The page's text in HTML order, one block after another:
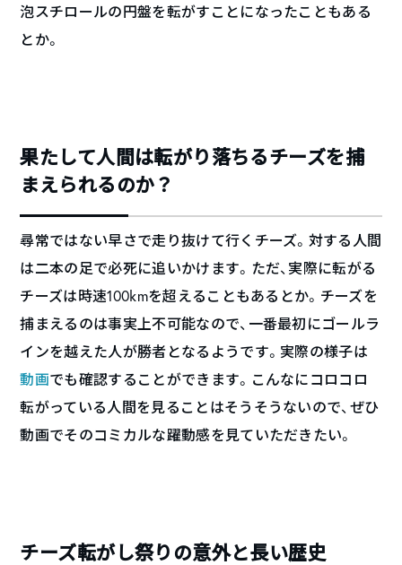
泡スチロールの円盤を転がすことになったこともある
とか。
果たして人間は転がり落ちるチーズを捕
まえられるのか？
尋常ではない早さで走り抜けて行くチーズ。対する人間
は二本の足で必死に追いかけます。ただ、実際に転がる
チーズは時速100kmを超えることもあるとか。チーズを
捕まえるのは事実上不可能なので、一番最初にゴールラ
インを越えた人が勝者となるようです。実際の様子は
動画でも確認することができます。こんなにコロコロ
転がっている人間を見ることはそうそうないので、ぜひ
動画でそのコミカルな躍動感を見ていただきたい。
チーズ転がし祭りの意外と長い歴史